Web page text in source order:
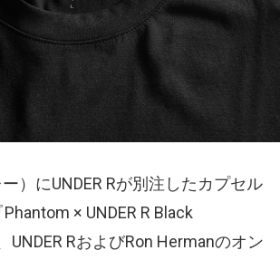
）にUNDER Rが別注したカプセル
× UNDER R Black
UNDER RおよびRon Hermanのオン